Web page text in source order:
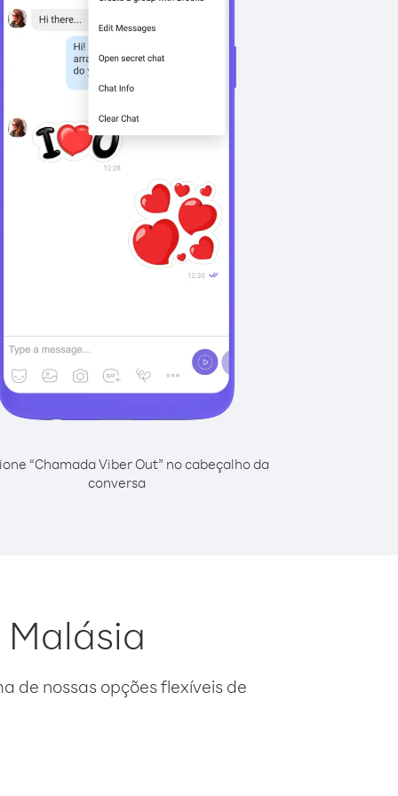
“Chamada Viber Out” no cabeçalho da
conversa
de nossas opções flexíveis de